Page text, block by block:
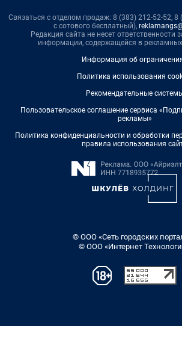
Связаться с отделом продаж: 8 (383) 212-52-52, 8
с сотового бесплатный),
Редакция сайта не несет ответственности
информации, содержащейся в
Информация об
Политика использования
Рекомендательные
Пользовательское соглашение сервиса
рекламы»
Политика конфиденциальности и обработки
правила использования
© ООО «Сеть городских
© ООО «Интернет